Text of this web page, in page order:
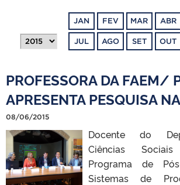
TELEFONES
JAN FEV MAR ABR
JUL AGO SET OUT
PROFESSORA DA FAEM/
APRESENTA PESQUISA
08/06/2015
Docente do
Ciências
Programa de
Sistemas de